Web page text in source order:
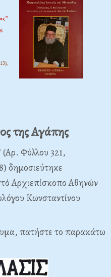
της Αγάπης
Φύλλου 321,
δημοσιεύτηκε
Αρχιεπίσκοπο Αθηνών
Κωνσταντίνου
πατήστε το παρακάτω